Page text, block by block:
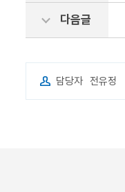
다음글
담당자 전유정